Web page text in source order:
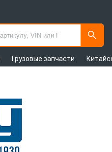
Грузовые запчасти